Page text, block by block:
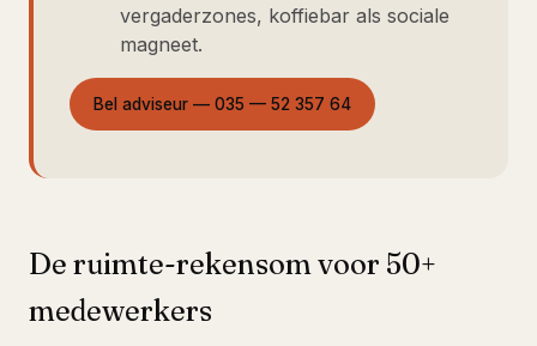
vergaderzones, koffiebar als sociale
magneet.
Bel adviseur — 035 — 52 357 64
De ruimte-rekensom voor 50+
medewerkers